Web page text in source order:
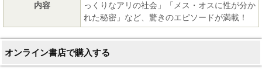
内容
っくりなアリの社会」「メス・オスに性が分か
れた秘密」など、驚きのエピソードが満載！
オンライン書店で購入する